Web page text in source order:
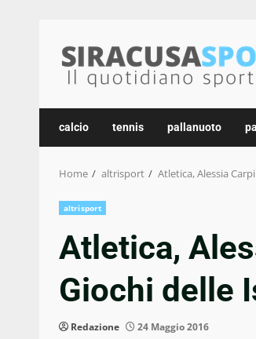
content
calcio tennis pallanuoto
Home altrisport Atletica, Alessia
altrisport
Atletica,
Giochi delle
Redazione 24 Maggio 2016